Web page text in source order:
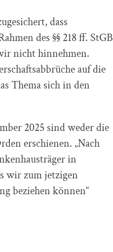
dass
des §§ 218 ff. StGB
nicht hinnehmen.
auf die
Thema sich in den
2025 sind weder die
erschienen. „Nach
in
wir zum jetzigen
beziehen können“